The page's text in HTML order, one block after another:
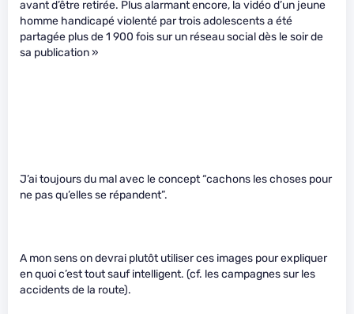
avant d’être retirée. Plus alarmant encore, la vidéo d’un jeune
homme handicapé violenté par trois adolescents a été
partagée plus de 1 900 fois sur un réseau social dès le soir de
sa publication »
J’ai toujours du mal avec le concept “cachons les choses pour
ne pas qu’elles se répandent”.
A mon sens on devrai plutôt utiliser ces images pour expliquer
en quoi c’est tout sauf intelligent. (cf. les campagnes sur les
accidents de la route).